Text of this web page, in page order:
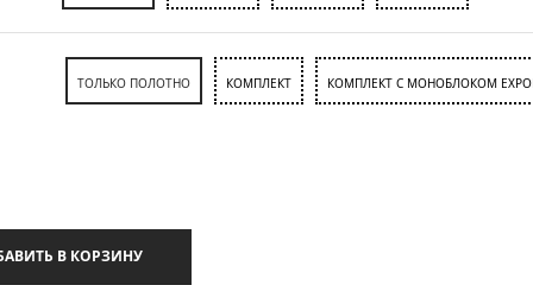
ТОЛЬКО ПОЛОТНО КОМПЛЕКТ КОМПЛЕКТ С МОНОБЛОКОМ
ДОБАВИТЬ В КОРЗИНУ